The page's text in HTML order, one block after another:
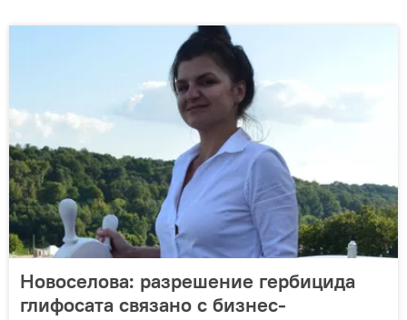
Новоселова: разрешение гербицида
глифосата связано с бизнес-